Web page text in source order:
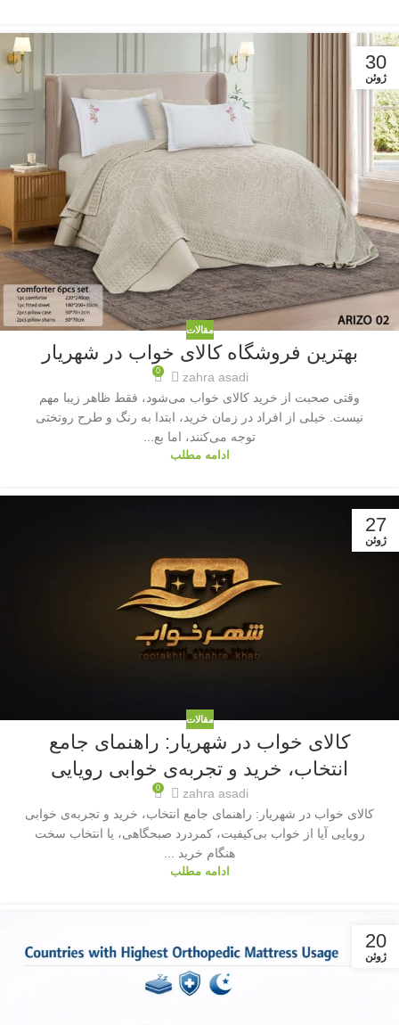
30
ژوئن
مقالات
بهترین فروشگاه کالای خواب در شهریار
zahra asadi
0
وقتی صحبت از خرید کالای خواب می‌شود، فقط ظاهر زیبا مهم
نیست. خیلی از افراد در زمان خرید، ابتدا به رنگ و طرح روتختی
توجه می‌کنند، اما بع...
ادامه مطلب
27
ژوئن
مقالات
کالای خواب در شهریار: راهنمای جامع
انتخاب، خرید و تجربه‌ی خوابی رویایی
zahra asadi
0
کالای خواب در شهریار: راهنمای جامع انتخاب، خرید و تجربه‌ی خوابی
رویایی آیا از خواب بی‌کیفیت، کمردرد صبحگاهی، یا انتخاب سخت
هنگام خرید ...
ادامه مطلب
20
ژوئن